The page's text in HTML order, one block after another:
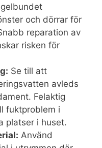
och dörrar för
reparation av
risken för
Se till att
avleds
Felaktig
fuktproblem i
platser i huset.
Använd